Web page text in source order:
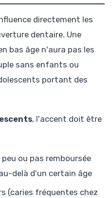
directement les
dentaire. Une
bas âge n'aura pas les
sans enfants ou
portant des
, l'accent doit être
ou pas remboursée
delà d'un certain âge
(caries fréquentes chez